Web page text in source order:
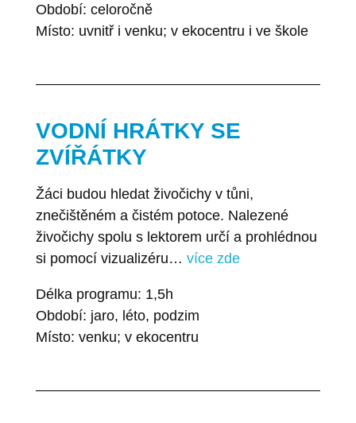
Období: celoročně
Místo: uvnitř i venku; v ekocentru i ve škole
VODNÍ HRÁTKY SE
ZVÍŘÁTKY
Žáci budou hledat živočichy v tůni,
znečištěném a čistém potoce. Nalezené
živočichy spolu s lektorem určí a prohlédnou
si pomocí vizualizéru… více zde
Délka programu: 1,5h
Období: jaro, léto, podzim
Místo: venku; v ekocentru